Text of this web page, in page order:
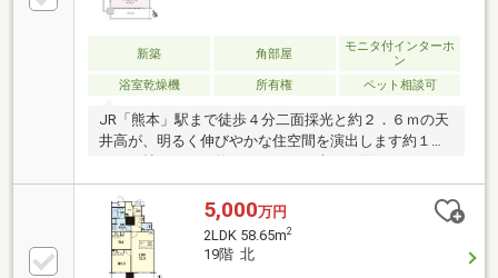
新築 角部屋
モニタ付インターホ
ン
浴室乾燥機
所有権 ペット相談可
JR「熊本」駅まで徒歩４分二面採光と約２．６ｍの天
井高が、明るく伸びやかな住空間を演出します約１
南西側、北西側ともに眺望を遮る建物がないので開放
感があります未入居のため水回り未使用食器洗い乾燥
機・ディスポーザー付防音性に配慮したＴ－２サッ
シ・断熱性に優れた複層ガラス２０階スカイラウン
ジ・１階ライブラリースペース各階ゴミ置場があり、
5,000万円
2LDK 58.65m2
19階 北